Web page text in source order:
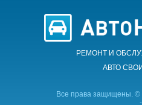
РЕМОНТ И
АВТО
Все права защищены. ©
-